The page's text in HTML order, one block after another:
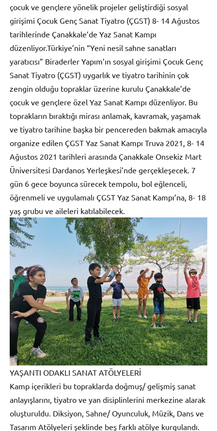
çocuk ve gençlere yönelik projeler geliştirdiği sosyal
girişimi Çocuk Genç Sanat Tiyatro (ÇGST) 8- 14 Ağustos
tarihlerinde Çanakkale’de Yaz Sanat Kampı
düzenliyor.Türkiye’nin “Yeni nesil sahne sanatları
yaratıcısı” Biraderler Yapım’ın sosyal girişimi Çocuk Genç
Sanat Tiyatro (ÇGST) uygarlık ve tiyatro tarihinin çok
zengin olduğu topraklar üzerine kurulu Çanakkale’de
çocuk ve gençlere özel Yaz Sanat Kampı düzenliyor. Bu
toprakların bıraktığı mirası anlamak, kavramak, yaşamak
ve tiyatro tarihine başka bir pencereden bakmak amacıyla
organize edilen ÇGST Yaz Sanat Kampı Truva 2021, 8- 14
Ağustos 2021 tarihleri arasında Çanakkale Onsekiz Mart
Üniversitesi Dardanos Yerleşkesi’nde gerçekleşecek. 7
gün 6 gece boyunca sürecek tempolu, bol eğlenceli,
öğrenmeli ve uygulamalı ÇGST Yaz Sanat Kampı’na, 8- 18
yaş grubu ve aileleri katılabilecek.
YAŞANTI ODAKLI SANAT ATÖLYELERİ
Kamp içerikleri bu topraklarda doğmuş/ gelişmiş sanat
anlayışlarını, tiyatro ve yan disiplinlerini merkezine alarak
oluşturuldu. Diksiyon, Sahne/ Oyunculuk, Müzik, Dans ve
Tasarım Atölyeleri şeklinde beş farklı atölye kurgulandı.